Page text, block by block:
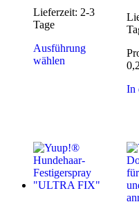
Lieferzeit: 2-3
Tage
Ausführung
wählen
Optionen
können
auf
der
In